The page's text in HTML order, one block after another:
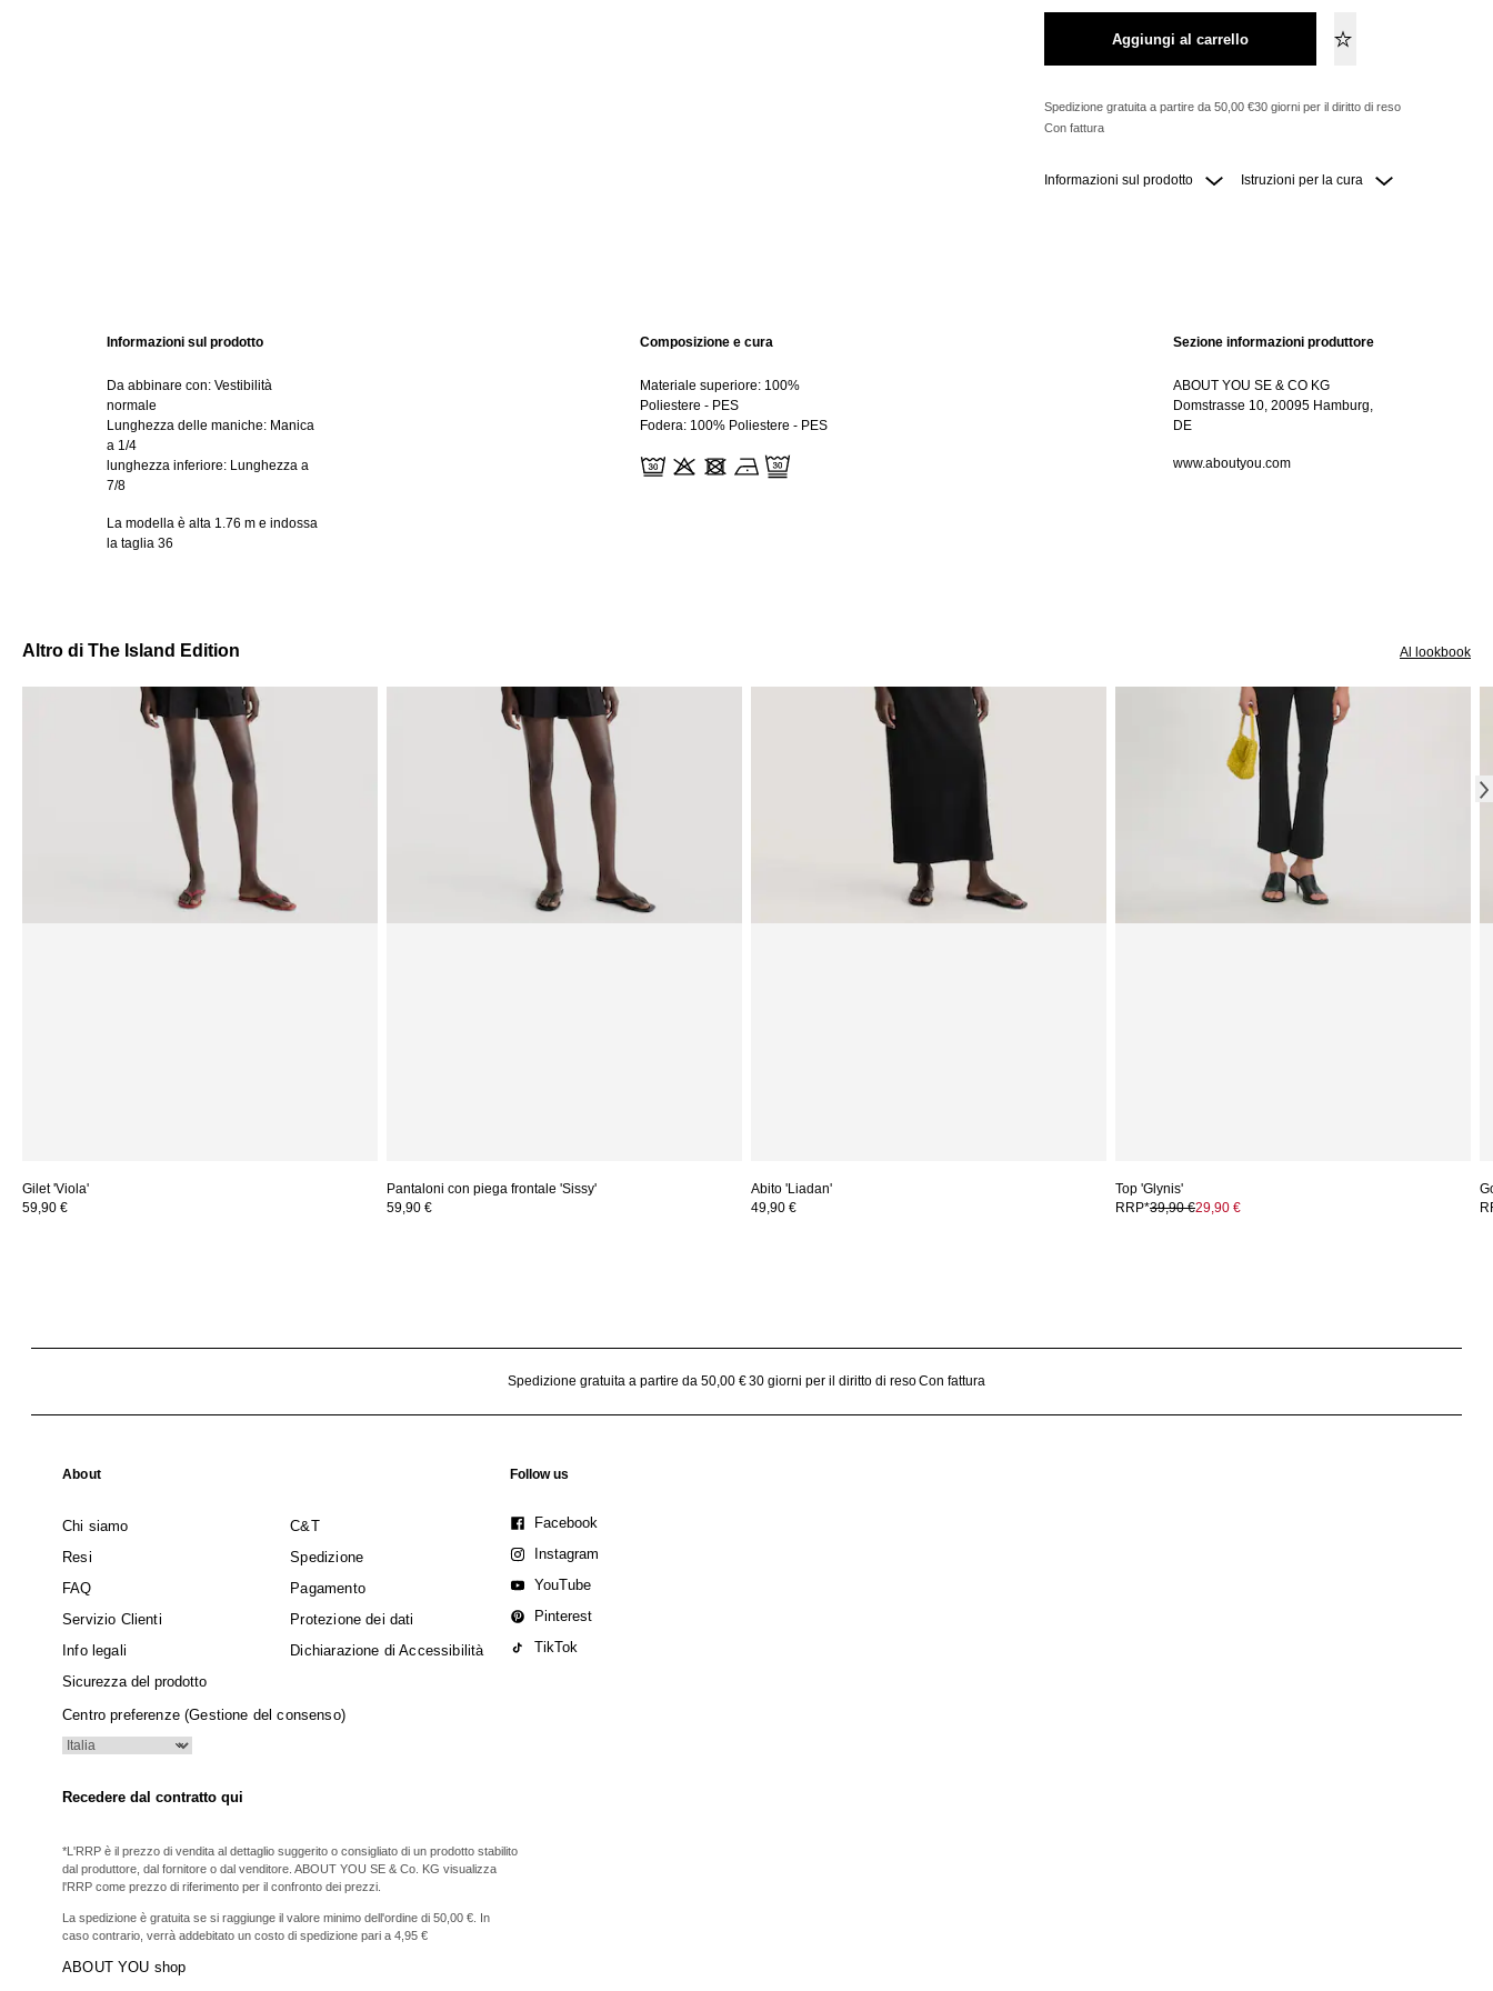
Aggiungi al carrello
Spedizione gratuita a partire da 50,00 €30 giorni per il diritto di reso
Con fattura
Informazioni sul prodotto Istruzioni per la cura
Informazioni sul prodotto
Da abbinare con: Vestibilità
normale
Lunghezza delle maniche: Manica
a 1/4
lunghezza inferiore: Lunghezza a
7/8
La modella è alta 1.76 m e indossa
la taglia 36
Composizione e cura
Materiale superiore: 100%
Poliestere - PES
Fodera: 100% Poliestere - PES
Sezione informazioni produttore
ABOUT YOU SE & CO KG
Domstrasse 10, 20095 Hamburg,
DE
www.aboutyou.com
Altro di The Island Edition Al lookbook
Gilet 'Viola'
59,90 €
Pantaloni con piega frontale 'Sissy'
59,90 €
Abito 'Liadan'
49,90 €
Top 'Glynis'
RRP*39,90 €29,90 €
Spedizione gratuita a partire da 50,00 €30 giorni per il diritto di resoCon fattura
About
Chi siamo
C&T
Resi
Spedizione
FAQ
Pagamento
Servizio Clienti
Protezione dei dati
Info legali
Dichiarazione di Accessibilità
Sicurezza del prodotto
Centro preferenze (Gestione del consenso)
Recedere dal contratto qui
*L'RRP è il prezzo di vendita al dettaglio suggerito o consigliato di un prodotto stabilito
dal produttore, dal fornitore o dal venditore. ABOUT YOU SE & Co. KG visualizza
l'RRP come prezzo di riferimento per il confronto dei prezzi.
La spedizione è gratuita se si raggiunge il valore minimo dell'ordine di 50,00 €. In
caso contrario, verrà addebitato un costo di spedizione pari a 4,95 €
ABOUT YOU shop
Follow us
Facebook
Instagram
YouTube
Pinterest
TikTok